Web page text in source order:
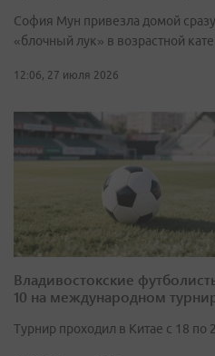
София Мун привезла домой
«блочный лук» в возрастной
12:06, 27 июля 2026
Владивостокские
10 на международном
Турнир проходил в Китае с 18 по